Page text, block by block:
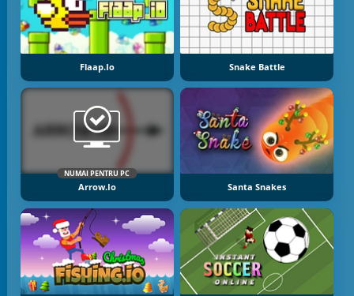
Flaap.io Snake Battle
NUMAI PENTRU PC
Arrow.io Santa Snakes